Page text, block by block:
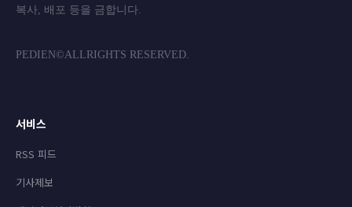
복사, 배포 등을 금합니
PEDIEN©ALLRIGHTS RESERVED.
서비스
RSS 피드
기사제보